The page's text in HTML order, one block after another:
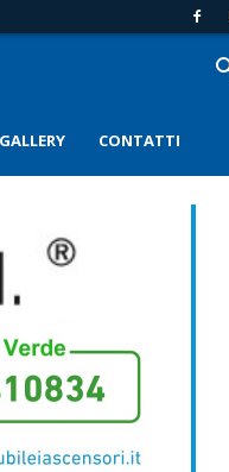
CONTATTI